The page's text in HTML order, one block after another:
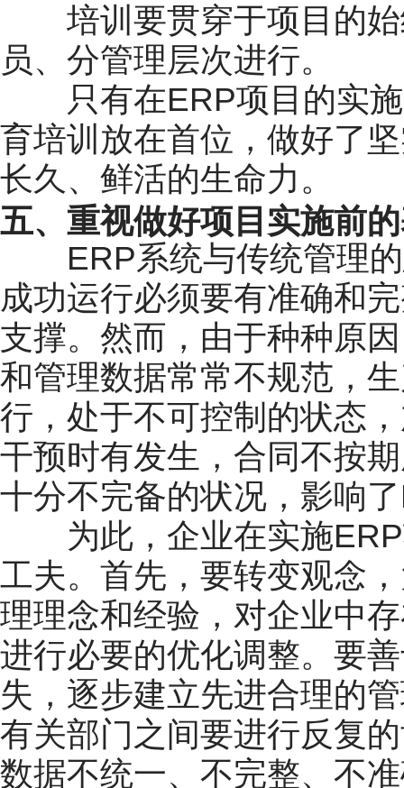
培训要贯穿于项目的始
员、分管理层次进行。
只有在ERP项目的实施
育培训放在首位，做好了
长久、鲜活的生命力。
五、重视做好项目实施前
ERP系统与传统管理的
成功运行必须要有准确和
支撑。然而，由于种种原
和管理数据常常不规范，
行，处于不可控制的状态
干预时有发生，合同不按
十分不完备的状况，影响
为此，企业在实施ERP
工夫。首先，要转变观念
理理念和经验，对企业中
进行必要的优化调整。要
失，逐步建立先进合理的
有关部门之间要进行反复
数据不统一、不完整、不